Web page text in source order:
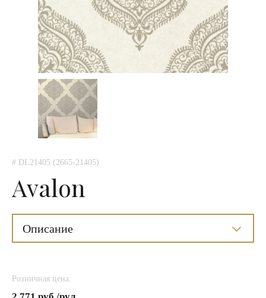
# DL21405 (2665-21405)
Avalon
Описание
Розничная цена: